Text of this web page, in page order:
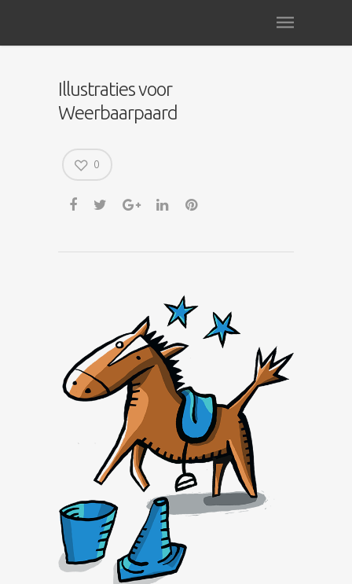
Illustraties voor
Weerbaarpaard
0